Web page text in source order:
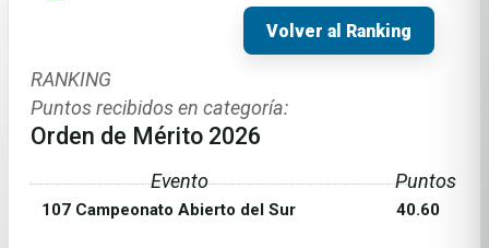
Volver al Ranking
RANKING
Puntos recibidos en categoría:
Orden de Mérito 2026
Evento Puntos
107 Campeonato Abierto del Sur 40.60